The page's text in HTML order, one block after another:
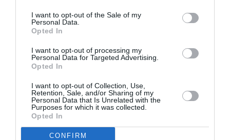
I want to opt-out of the Sale of my
Personal Data.
Opted In
I want to opt-out of processing my
Personal Data for Targeted Advertising.
Opted In
I want to opt-out of Collection, Use,
Retention, Sale, and/or Sharing of my
Personal Data that Is Unrelated with the
Purposes for which it was collected.
Opted In
CONFIRM
saludable. No soporta el frió intenso ni las heladas.